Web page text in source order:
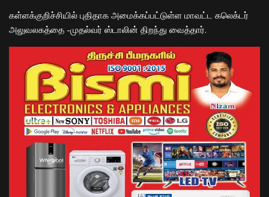
கள்ளக்குறிச்சியில் புதிதாக அமைக்கப்பட்டுள்ள மாவட்ட கலெக்டர்
அலுவலகத்தை -முதல்வர் ஸ்டாலின் திறந்து வைத்தார்.